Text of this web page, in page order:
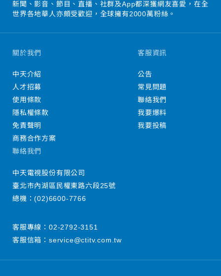
新聞、影音、節目、直播、社群及App都深獲網友喜愛，在全
世界各地華人亦頗受歡迎，全球擁有2000萬粉絲。
關於我們
中天介紹
人才招募
使用條款
隱私權條款
免責聲明
商務合作方案
客服資訊
公告
常見問題
聯絡我們
我要爆料
我要投稿
聯絡我們
中天電視股份有限公司
臺北市內湖區民權東路六段25號
總機：(02)6600-7766
客服專線： 02-2792-3151
客服信箱： service@ctitv.com.tw